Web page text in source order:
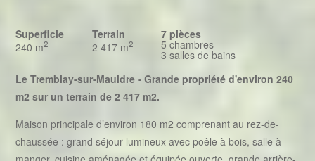
Superficie
240 m2
Terrain
2 417 m2
7 pièces
5 chambres
3 salles de bains
Le Tremblay-sur-Mauldre - Grande propriété d'environ 240
m2 sur un terrain de 2 417 m2.
Maison principale d’environ 180 m2 comprenant au rez-de-
chaussée : grand séjour lumineux avec poêle à bois, salle à